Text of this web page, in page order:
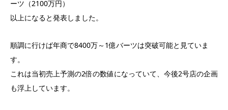
ーツ（2100万円）
以上になると発表しました。
順調に行けば年商で8400万～1億バーツは突破可能と見ていま
す。
これは当初売上予測の2倍の数値になっていて、今後2号店の企画
も浮上しています。